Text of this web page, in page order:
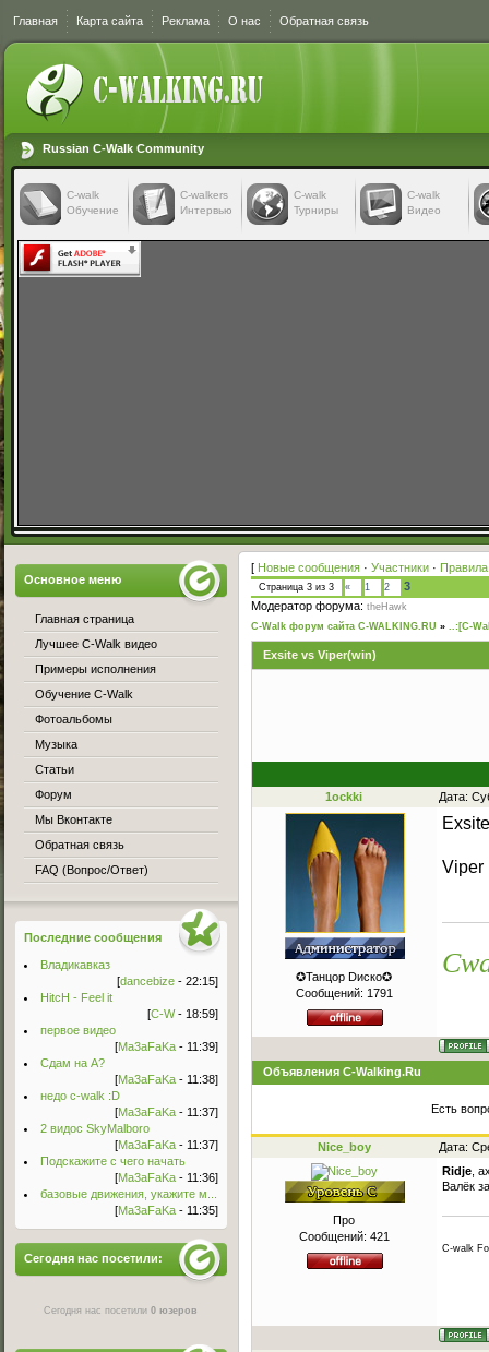
Главная Карта сайта Реклама О нас Обратная связь
Russian C-Walk Community
C-walk
Обучение
C-walkers
Интервью
С-walk
Турниры
С-walk
Видео
[ Новые сообщения · Участники ·
Страница 3 из 3 « 1 2
3
Модератор форума: theHawk
C-Walk форум сайта C-WALKING.RU » ..:[C-
Exsite vs Viper(win)
1ockki Дата:
✪Танцор Dиско✪
Сообщений: 1791
Exsite
Viper
Объявления C-Walking.Ru
Есть
Nice_boy Дата:
Про
Сообщений: 421
Ridje ,
Валёк
C-walk
Основное меню
Главная страница
Лучшее C-Walk видео
Примеры исполнения
Обучение C-Walk
Фотоальбомы
Музыка
Статьи
Форум
Мы Вконтакте
Обратная связь
FAQ (Вопрос/Ответ)
Последние сообщения
Владикавказ
[dancebize - 22:15]
HitcH - Feel it
[C-W- 18:59]
первое видео
[Ma3aFaKa - 11:39]
Сдам на А?
[Ma3aFaKa - 11:38]
недо c-walk :D
[Ma3aFaKa - 11:37]
2 видос SkyMalboro
[Ma3aFaKa - 11:37]
Подскажите с чего начать
[Ma3aFaKa - 11:36]
базовые движения, укажите м...
[Ma3aFaKa - 11:35]
Сегодня нас посетили:
Сегодня нас посетили0 юзеров